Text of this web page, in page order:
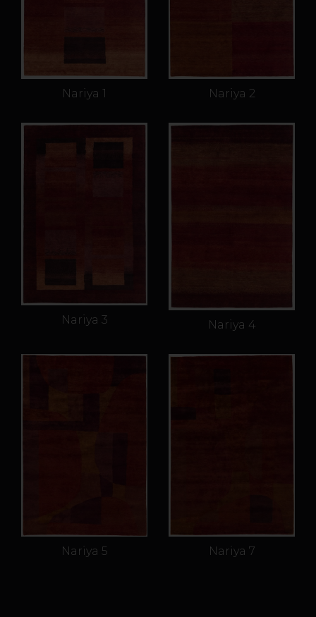
Nariya 1 Nariya 2
Nariya 3 Nariya 4
Nariya 5 Nariya 7